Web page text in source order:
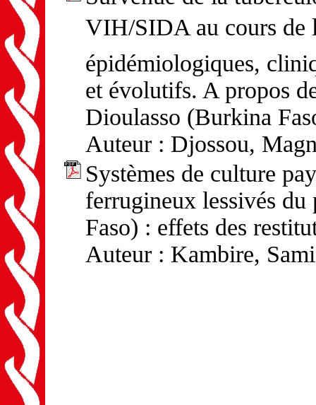
VIH/SIDA au cours de
épidémiologiques,
et évolutifs. A propos
Dioulasso (Burkina
Auteur : Djossou,
Systèmes de culture
ferrugineux lessivés
Faso) : effets des
Auteur : Kambire,